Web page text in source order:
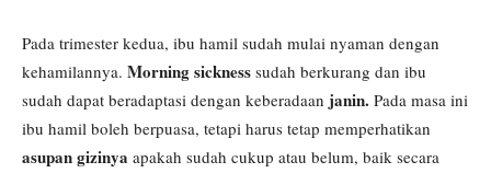
Pada trimester kedua, ibu hamil sudah mulai nyaman dengan
kehamilannya. Morning sickness sudah berkurang dan ibu
sudah dapat beradaptasi dengan keberadaan janin. Pada masa ini
ibu hamil boleh berpuasa, tetapi harus tetap memperhatikan
asupan gizinya apakah sudah cukup atau belum, baik secara